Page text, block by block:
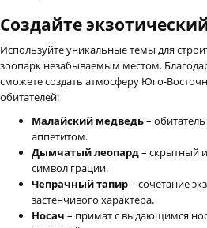
Создайте
Используйте уникальные темы для
зоопарк незабываемым местом.
сможете создать атмосферу Юго-
обитателей:
Малайский медведь–
аппетитом.
Дымчатый леопард– скрытный
символ грации.
Чепрачный тапир– сочетание
застенчивого характера.
Носач – примат с выдающимся